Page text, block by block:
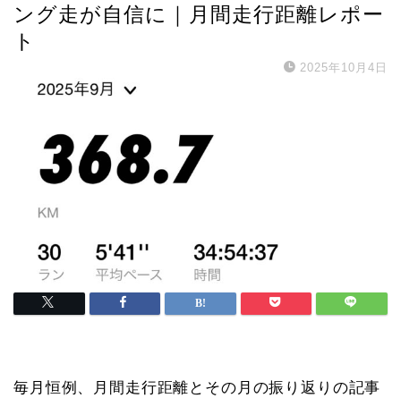
ング走が自信に｜月間走行距離レポー
ト
2025年10月4日
毎月恒例、月間走行距離とその月の振り返りの記事